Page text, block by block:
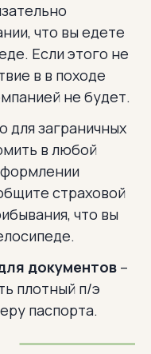
что вы едете
Если этого не
в в походе
не будет.
для заграничных
в любой
страховой
что вы
документов –
плотный п/э
паспорта.